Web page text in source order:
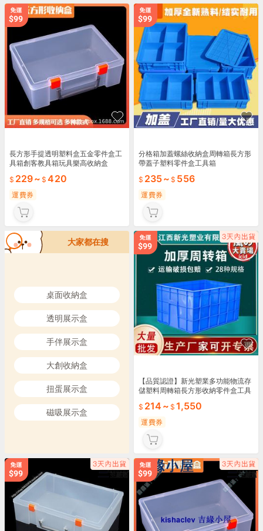
長方形手提透明塑料盒五金零件盒工
具箱創客教具箱玩具樂高收納盒
229~ 420
運費券
分格箱加蓋螺絲收納盒周轉箱長方形
帶蓋子塑料零件盒工具箱
235~ 556
運費券
大家都在搜
桌面收納盒
透明展示盒
手伴展示盒
大創收納盒
扭蛋展示盒
磁吸展示盒
【品質認證】新光塑業多功能物流存
儲塑料周轉箱長方形收納零件盒工具
214 ~ 1,550
運費券